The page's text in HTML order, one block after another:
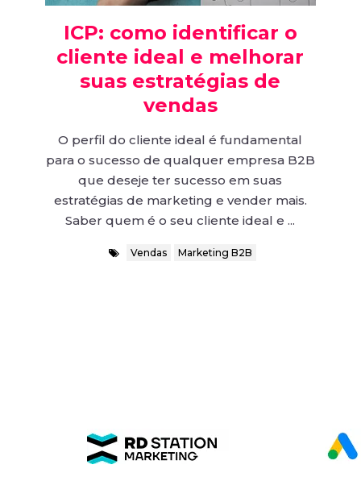
ICP: como identificar o
cliente ideal e melhorar
suas estratégias de
vendas
O perfil do cliente ideal é fundamental
para o sucesso de qualquer empresa B2B
que deseje ter sucesso em suas
estratégias de marketing e vender mais.
Saber quem é o seu cliente ideal e ...
Vendas Marketing B2B